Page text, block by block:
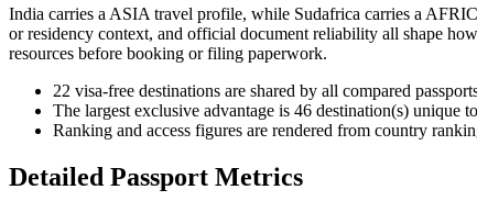
India carries a ASIA travel profile, while Sudafrica carries a
or residency context, and official document reliability all shape
resources before booking or filing paperwork.
22 visa-free destinations are shared by all compared
The largest exclusive advantage is 46 destination(s) unique
Ranking and access figures are rendered from country
Detailed Passport Metrics